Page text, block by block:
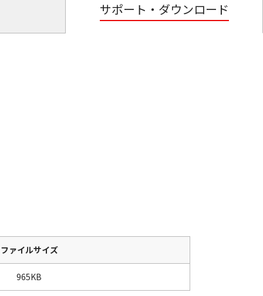
サポート・ダウンロード
ファイルサイズ
965KB